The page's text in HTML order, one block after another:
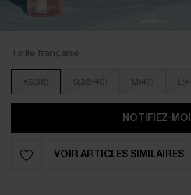
Taille française
XS(36) S(38/40) M(42)
NOTIFIEZ-MOI
VOIR ARTICLES SIMILAIRES